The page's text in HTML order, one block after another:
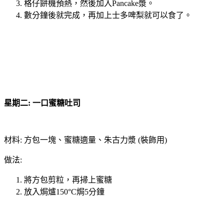
格仔餅機預熱，然後加入Pancake漿。
數分鐘後就完成，再加上士多啤梨就可以食了。
星期二: 一口蜜糖吐司
材料: 方包一塊、蜜糖適量、朱古力漿 (裝飾用)
做法:
將方包剪粒，再掃上蜜糖
放入焗爐150°C焗5分鐘